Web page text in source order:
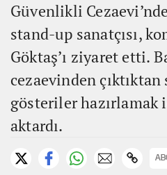
Güvenlikli
stand-up sanatçısı,
Göktaş’ı ziyaret etti.
cezaevinden
gösteriler hazırlamak
aktardı.